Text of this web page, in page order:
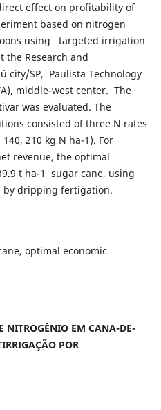
effect on profitability of
based on nitrogen
using targeted irrigation
the Research and
city/SP, Paulista Technology
middle-west center. The
was evaluated. The
consisted of three N rates
210 kg N ha-1). For
revenue, the optimal
t ha-1 sugar cane, using
by dripping fertigation.
optimal economic
NITROGÊNIO EM CANA-DE-
POR